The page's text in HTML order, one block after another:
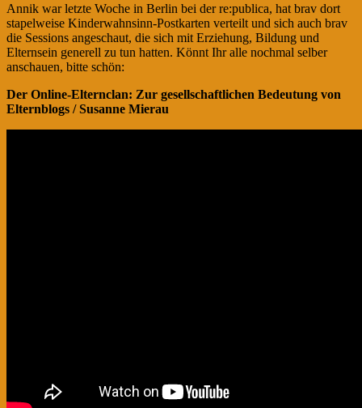
Annik war letzte Woche in Berlin bei der re:publica, hat brav dort
stapelweise Kinderwahnsinn-Postkarten verteilt und sich auch brav
die Sessions angeschaut, die sich mit Erziehung, Bildung und
Elternsein generell zu tun hatten. Könnt Ihr alle nochmal selber
anschauen, bitte schön:
Der Online-Elternclan: Zur gesellschaftlichen Bedeutung von
Elternblogs / Susanne Mierau